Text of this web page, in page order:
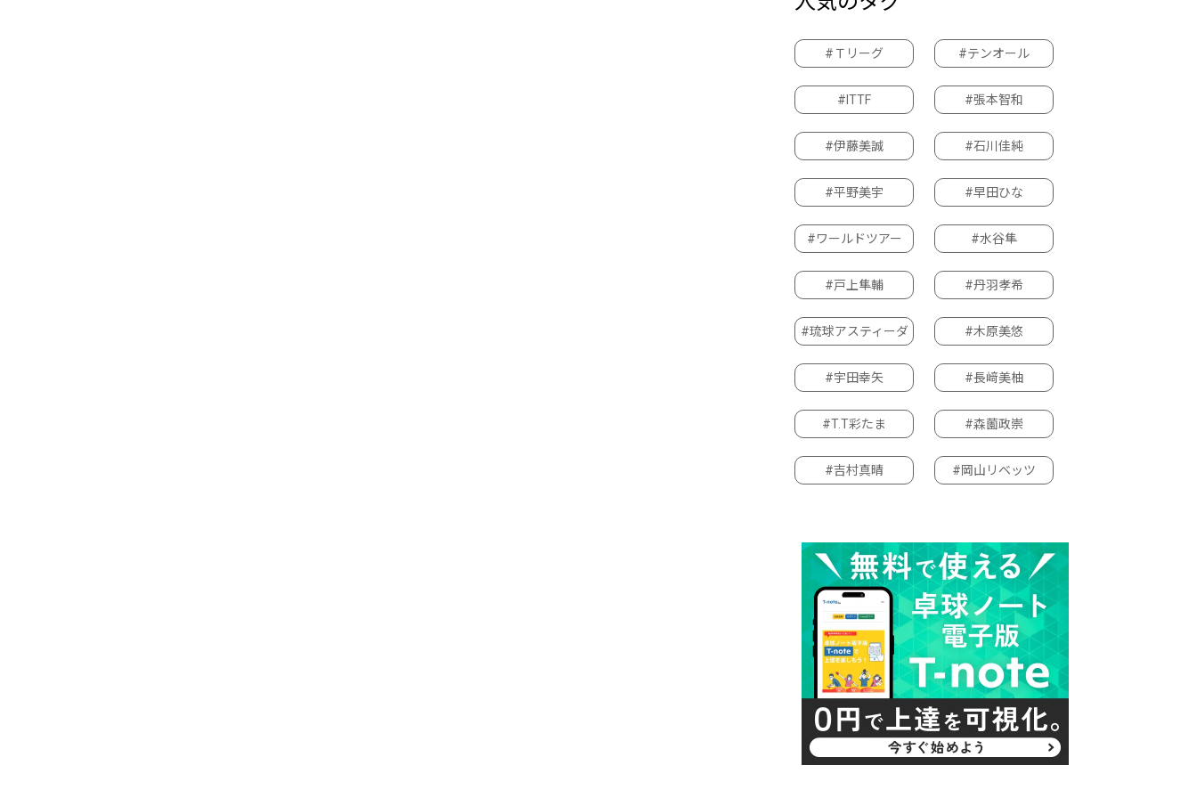
#Ｔリーグ #テンオール
#ITTF #張本智和
#伊藤美誠 #石川佳純
#平野美宇 #早田ひな
#ワールドツアー #水谷隼
#戸上隼輔 #丹羽孝希
#琉球アスティーダ #木原美悠
#宇田幸矢 #長﨑美柚
#T.T彩たま #森薗政崇
#吉村真晴 #岡山リベッツ